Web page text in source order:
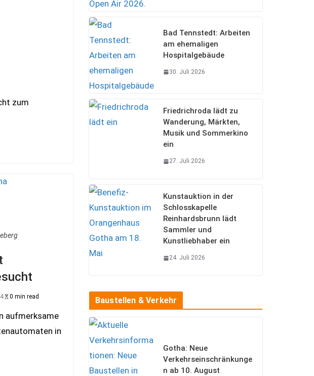
zum
0 min read
aufmerksame
in
Bad Tennstedt: Arbeiten
am ehemaligen
Hospitalgebäude
30. Juli 2026
Friedrichroda lädt zu
Wanderung, Märkten,
Musik und Sommerkino
ein
27. Juli 2026
Kunstauktion in der
Schlosskapelle
Reinhardsbrunn lädt
Sammler und
Kunstliebhaber ein
24. Juli 2026
Baustellen & Verkehr
Gotha: Neue
Verkehrseinschränkunge
n ab 10. August